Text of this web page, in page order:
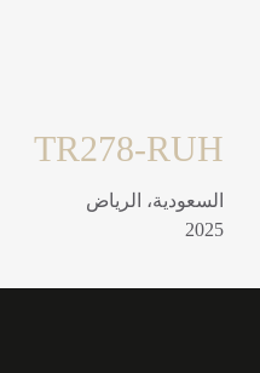
مشاريع سكنية
SS240_RUH
السعودية، الرياض
2024